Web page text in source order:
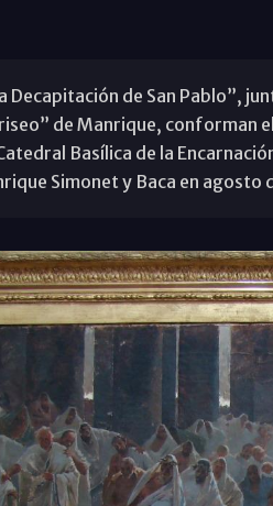
Decapitación de San Pablo”,
de Manrique, conforman
Basílica de la
Simonet y Baca en agosto